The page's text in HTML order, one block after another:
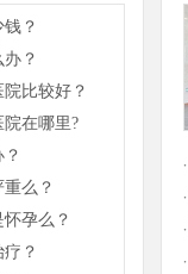
？
？
比较好？
在哪里?
么？
孕么？
？